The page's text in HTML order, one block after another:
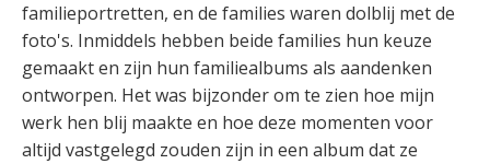
familieportretten, en de families waren dolblij met de
foto's. Inmiddels hebben beide families hun keuze
gemaakt en zijn hun familiealbums als aandenken
ontworpen. Het was bijzonder om te zien hoe mijn
werk hen blij maakte en hoe deze momenten voor
altijd vastgelegd zouden zijn in een album dat ze